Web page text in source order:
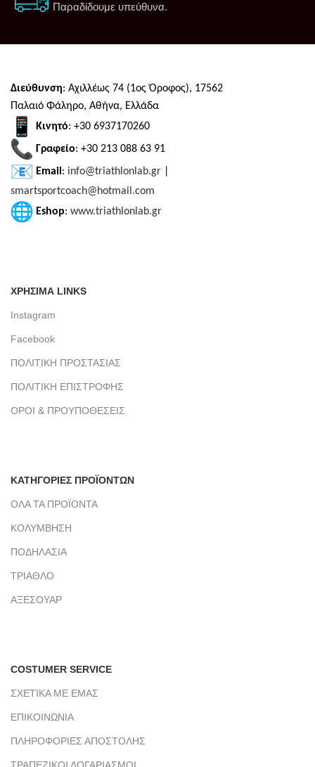
Παραδίδουμε υπεύθυνα.
Διεύθυνση: Αχιλλέως 74 (1ος Όροφος), 17562
Παλαιό Φάληρο, Αθήνα, Ελλάδα
Κινητό: +30 6937170260
Γραφείο: +30 213 088 63 91
Email : info@triathlonlab.gr
smartsportcoach@hotmail.com
Eshop: www.triathlonlab.gr
ΧΡΗΣΙΜΑ LINKS
Instagram
Facebook
ΠΟΛΙΤΙΚΗ ΠΡΟΣΤΑΣΙΑΣ
ΠΟΛΙΤΙΚΗ ΕΠΙΣΤΡΟΦΗΣ
ΟΡΟΙ & ΠΡΟΥΠΟΘΕΣΕΙΣ
ΚΑΤΗΓΟΡΙΕΣ ΠΡΟΪΟΝΤΩΝ
ΟΛΑ ΤΑ ΠΡΟΪΟΝΤΑ
ΚΟΛΥΜΒΗΣΗ
ΠΟΔΗΛΑΣΙΑ
ΤΡΙΑΘΛΟ
ΑΞΕΣΟΥΑΡ
COSTUMER SERVICE
ΣΧΕΤΙΚΑ ΜΕ ΕΜΑΣ
ΕΠΙΚΟΙΝΩΝΙΑ
ΠΛΗΡΟΦΟΡΙΕΣ ΑΠΟΣΤΟΛΗΣ